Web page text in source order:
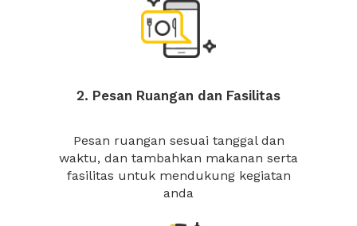
2. Pesan Ruangan dan Fasilitas
Pesan ruangan sesuai tanggal dan
waktu, dan tambahkan makanan serta
fasilitas untuk mendukung kegiatan
anda